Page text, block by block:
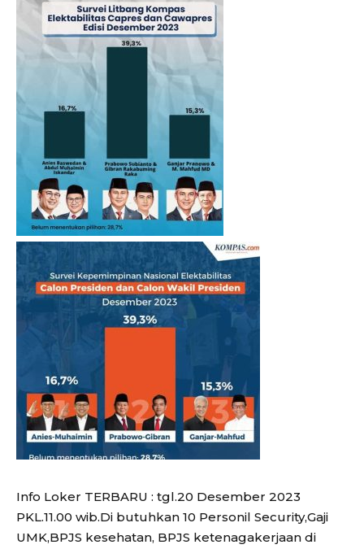
Info Loker TERBARU : tgl.20 Desember 2023
PKL.11.00 wib.Di butuhkan 10 Personil Security,Gaji
UMK,BPJS kesehatan, BPJS ketenagakerjaan di